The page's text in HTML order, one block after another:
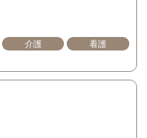
介護
看護